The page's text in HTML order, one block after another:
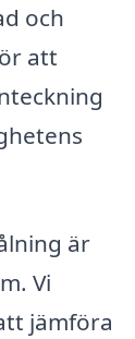
och
att
är
Vi
jämföra